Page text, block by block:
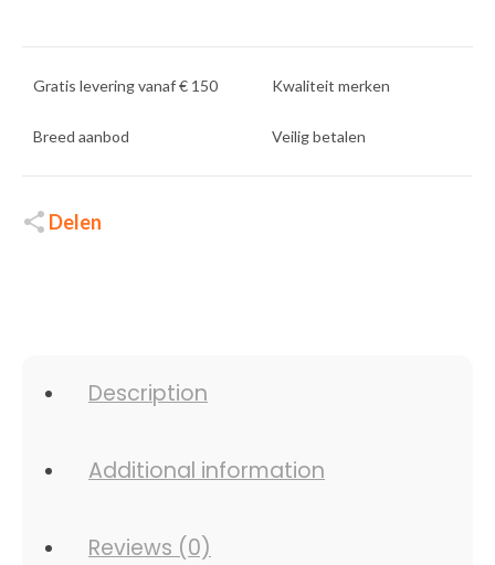
Gratis levering vanaf € 150 Kwaliteit merken
Breed aanbod Veilig betalen
Delen
Description
Additional information
Reviews (0)